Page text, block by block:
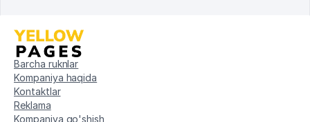
Barcha ruknlar
Kompaniya haqida
Kontaktlar
Reklama
Kompaniya qo'shish